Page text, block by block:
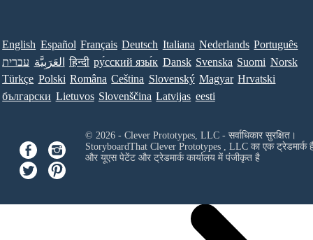
English Español Français Deutsch Italiana Nederlands Português
עברית العَرَبِيَّة हिन्दी ру́сский язы́к Dansk Svenska Suomi Norsk
Türkçe Polski Româna Ceština Slovenský Magyar Hrvatski
български Lietuvos Slovenščina Latvijas eesti
© 2026 - Clever Prototypes, LLC - सर्वाधिकार सुरक्षित।
StoryboardThat Clever Prototypes , LLCका एक ट्रेडमार्क
और यूएस पेटेंट और ट्रेडमार्क कार्यालय में पंजीकृत है